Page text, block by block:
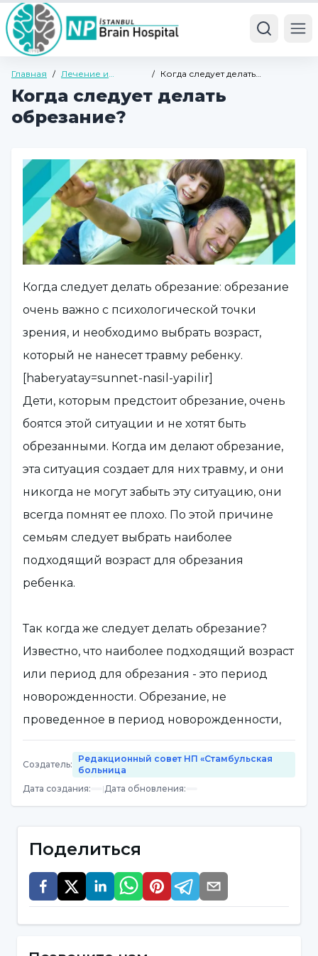
Главная / Лечение и
/ Когда следует делать
Когда следует делать
обрезание?
Когда следует делать обрезание: обрезание
очень важно с психологической точки
зрения, и необходимо выбрать возраст,
который не нанесет травму ребенку.
[haberyatay=sunnet-nasil-yapilir]
Дети, которым предстоит обрезание, очень
боятся этой ситуации и не хотят быть
обрезанными. Когда им делают обрезание,
эта ситуация создает для них травму, и они
никогда не могут забыть эту ситуацию, они
всегда помнят ее плохо. По этой причине
семьям следует выбрать наиболее
подходящий возраст для обрезания
ребенка.
Так когда же следует делать обрезание?
Известно, что наиболее подходящий возраст
или период для обрезания - это период
новорожденности. Обрезание, не
проведенное в период новорожденности,
может быть проведено до двухлетнего
возраста. Однако не рекомендуется и
предпочтительно делать обрезание в
возрасте 3, 4 и 5 лет. Также нет никакого
начальной школе, то есть в возрасте 6 лет и
позже. Потому что в этот период ребенку
можно рассказать, что такое обрезание,
почему оно необходимо и как его делают. В
Создатель:
Редакционный совет НП «Стамбульская
больница
Дата создания: |Дата обновления:
Поделиться